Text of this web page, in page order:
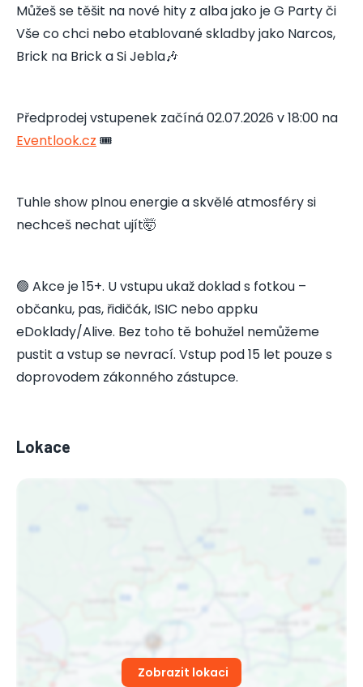
Můžeš se těšit na nové hity z alba jako je G Party či
Vše co chci nebo etablované skladby jako Narcos,
Brick na Brick a Si Jebla🎶
Předprodej vstupenek začíná 02.07.2026 v 18:00 na
Eventlook.cz 🎟️
Tuhle show plnou energie a skvělé atmosféry si
nechceš nechat ujít🤯
🟢 Akce je 15+. U vstupu ukaž doklad s fotkou –
občanku, pas, řidičák, ISIC nebo appku
eDoklady/Alive. Bez toho tě bohužel nemůžeme
pustit a vstup se nevrací. Vstup pod 15 let pouze s
doprovodem zákonného zástupce.
Lokace
Zobrazit lokaci